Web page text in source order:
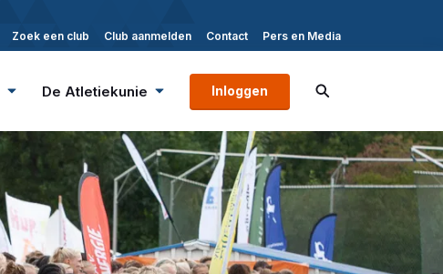
Zoek een club Club aanmelden Contact Pers en Media
De Atletiekunie Inloggen